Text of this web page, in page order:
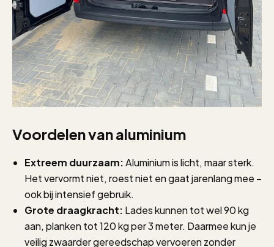
Voordelen van aluminium
Extreem duurzaam:Aluminium is licht, maar sterk.
Het vervormt niet, roest niet en gaat jarenlang mee –
ook bij intensief gebruik.
Grote draagkracht: Lades kunnen tot wel 90 kg
aan, planken tot 120 kg per 3 meter. Daarmee kun je
veilig zwaarder gereedschap vervoeren zonder